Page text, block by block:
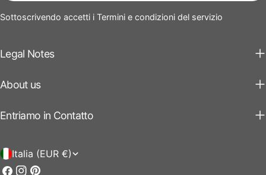
Legal Notes
About us
Entriamo in Contatto
Sottoscrivendo accetti i Termini e condizioni del servizio
P
Italia (EUR €)
Facebook
Instagram
Pinterest